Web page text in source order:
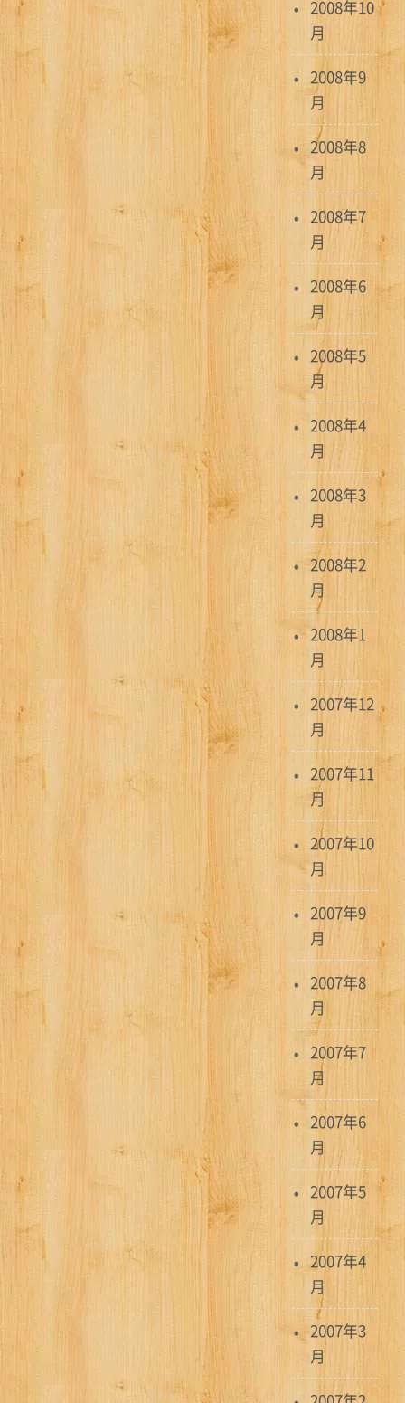
2008年10
月
2008年9
月
2008年8
月
2008年7
月
2008年6
月
2008年5
月
2008年4
月
2008年3
月
2008年2
月
2008年1
月
2007年12
月
2007年11
月
2007年10
月
2007年9
月
2007年8
月
2007年7
月
2007年6
月
2007年5
月
2007年4
月
2007年3
月